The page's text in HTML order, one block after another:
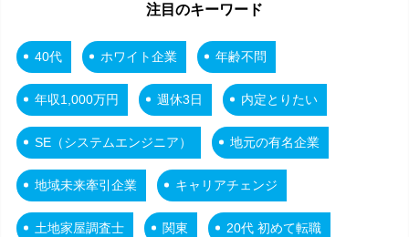
注目のキーワード
40代 ホワイト企業 年齢不問
年収1,000万円 週休3日 内定とりたい
SE（システムエンジニア） 地元の有名企業
地域未来牽引企業 キャリアチェンジ
土地家屋調査士 関東 20代 初めて転職